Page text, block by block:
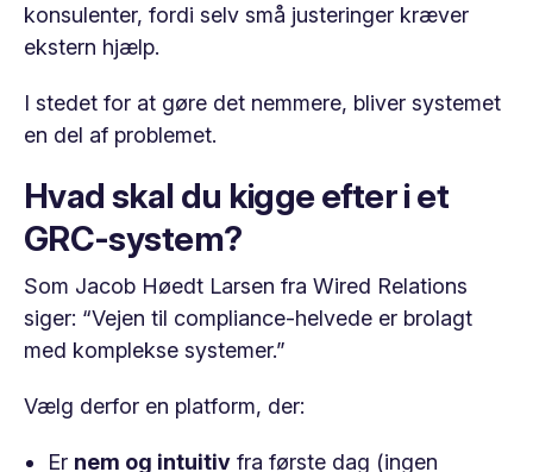
konsulenter, fordi selv små justeringer kræver
ekstern hjælp.
I stedet for at gøre det nemmere, bliver systemet
en del af problemet.
Hvad skal du kigge efter i et
GRC-system?
Som Jacob Høedt Larsen fra Wired Relations
siger: “Vejen til compliance-helvede er brolagt
med komplekse systemer.”
Vælg derfor en platform, der:
Er nem og intuitivfra første dag (ingen